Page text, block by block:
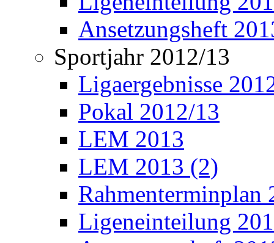
Ansetzungsheft
Sportjahr 2012/13
Ligaergebnisse
Pokal 2012/13
LEM 2013
LEM 2013 (2)
Rahmenterminplan
Ligeneinteilung